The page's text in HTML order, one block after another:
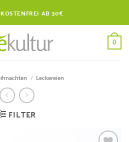
AB 30€
0
/ Leckereien
FILTER